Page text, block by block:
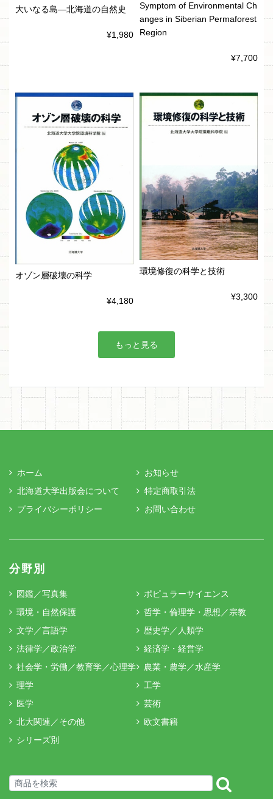
大いなる島―北海道の自然史
¥1,980
Symptom of Environmental Ch
anges in Siberian Permaforest
Region
¥7,700
オゾン層破壊の科学
¥4,180
環境修復の科学と技術
¥3,300
もっと見る
ホーム
お知らせ
北海道大学出版会について
特定商取引法
プライバシーポリシー
お問い合わせ
分野別
図鑑／写真集
ポピュラーサイエンス
環境・自然保護
哲学・倫理学・思想／宗教
文学／言語学
歴史学／人類学
法律学／政治学
経済学・経営学
社会学・労働／教育学／心理学
農業・農学／水産学
理学
工学
医学
芸術
北大関連／その他
欧文書籍
シリーズ別